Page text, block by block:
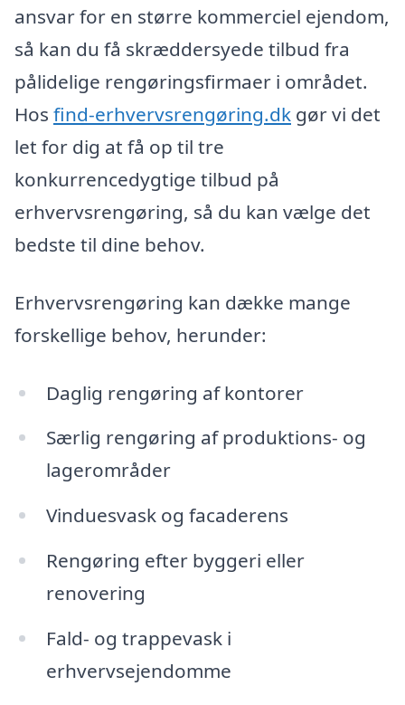
ansvar for en større kommerciel ejendom,
så kan du få skræddersyede tilbud fra
pålidelige rengøringsfirmaer i området.
Hos find-erhvervsrengøring.dk gør vi det
let for dig at få op til tre
konkurrencedygtige tilbud på
erhvervsrengøring, så du kan vælge det
bedste til dine behov.
Erhvervsrengøring kan dække mange
forskellige behov, herunder:
Daglig rengøring af kontorer
Særlig rengøring af produktions- og
lagerområder
Vinduesvask og facaderens
Rengøring efter byggeri eller
renovering
Fald- og trappevask i
erhvervsejendomme